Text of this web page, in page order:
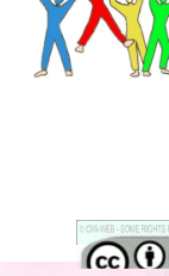
Regreso al contenido